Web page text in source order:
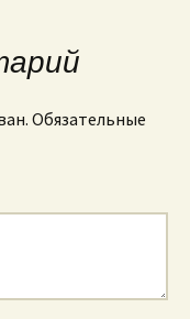
Обязательные